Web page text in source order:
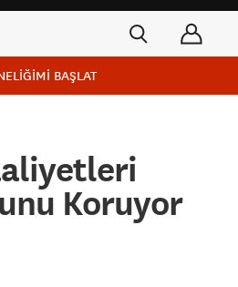
BAŞLAT
Koruyor